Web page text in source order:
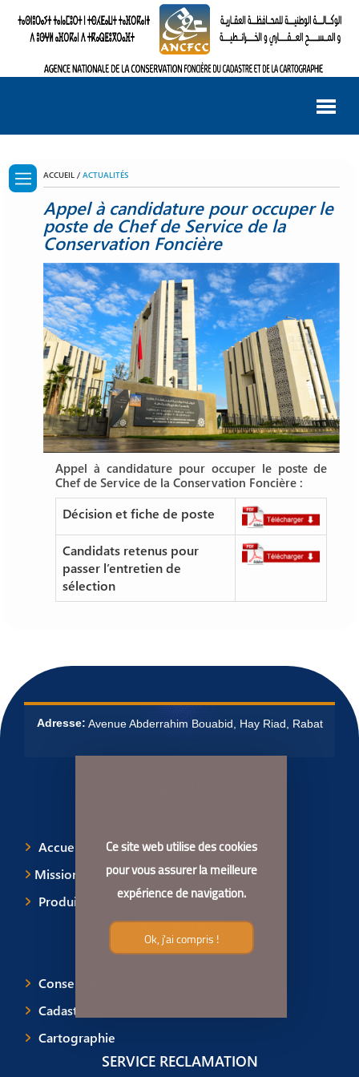
ACCUEIL /ACTUALITÉS
Appel à candidature pour occuper le
poste de Chef de Service de la
Conservation Foncière
Appel à candidature pour occuper le poste de
Chef de Service de la Conservation Foncière :
Décision et fiche de poste
Candidats retenus pour
passer l’entretien de
sélection
Adresse: Avenue Abderrahim Bouabid, Hay Riad, Rabat
Accueil
Missions et attributions
Produits
NOS MÉTIERS
Conservation foncière
Cadastre
Cartographie
SERVICE RECLAMATION
Ce site web utilise des cookies
pour vous assurer la meilleure
expérience de navigation.
Ok, j'ai compris !